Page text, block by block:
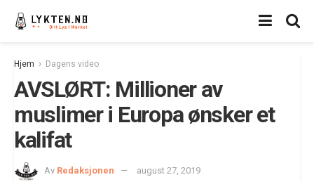
Hjem Dagens video
AVSLØRT: Millioner av
muslimer i Europa ønsker et
kalifat
Av Redaksjonen
august 27, 2019